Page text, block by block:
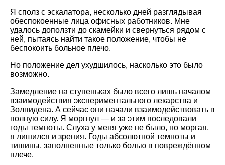
Я сполз с эскалатора, несколько дней разглядывая
обеспокоенные лица офисных работников. Мне
удалось доползти до скамейки и свернуться рядом с
ней, пытаясь найти такое положение, чтобы не
беспокоить больное плечо.
Но положение дел ухудшилось, насколько это было
возможно.
Замедление на ступеньках было всего лишь началом
взаимодействия экспериментального лекарства и
Золпидена. А сейчас они начали взаимодействовать в
полную силу. Я моргнул — и за этим последовали
годы темноты. Слуха у меня уже не было, но моргая,
я лишился и зрения. Годы абсолютной темноты и
тишины, заполненные только болью в повреждённом
плече.